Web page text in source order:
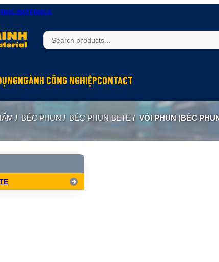
MATERIALS
Brass
PP
đặc Full Cone
rỗng Hollow Cone
bề mặt
mát
bụi
hóa chất
NGÀNH CÔNG NGHIỆP
Hóa chất
Đóng tàu
Dệt may
CONTACT
/ BÉC PHUN / BÉC PHUN BETE / VÒI PHUN (BÉC PHUN) BETE